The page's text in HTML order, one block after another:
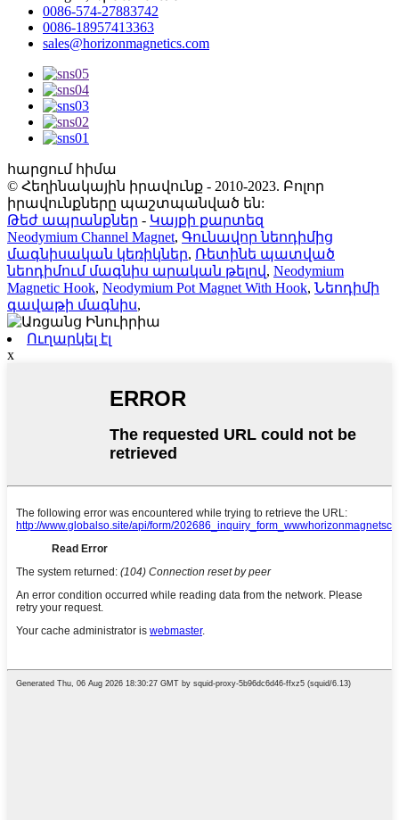
0086-574-27883742
0086-18957413363
sales@horizonmagnetics.com
հարցում հիմա
© Հեղինակային իրավունք - 2010-2023. Բոլոր
իրավունքները պաշտպանված են:
Թեժ ապրանքներ - Կայքի քարտեզ
Neodymium Channel Magnet, Գունավոր նեոդիմից
մագնիսական կեռիկներ, Ռետինե պատված
նեոդիմում մագնիս արական թելով, Neodymium
Magnetic Hook, Neodymium Pot Magnet With Hook, Նեոդիմի
գավաթի մագնիս,
Ուղարկել էլ
x